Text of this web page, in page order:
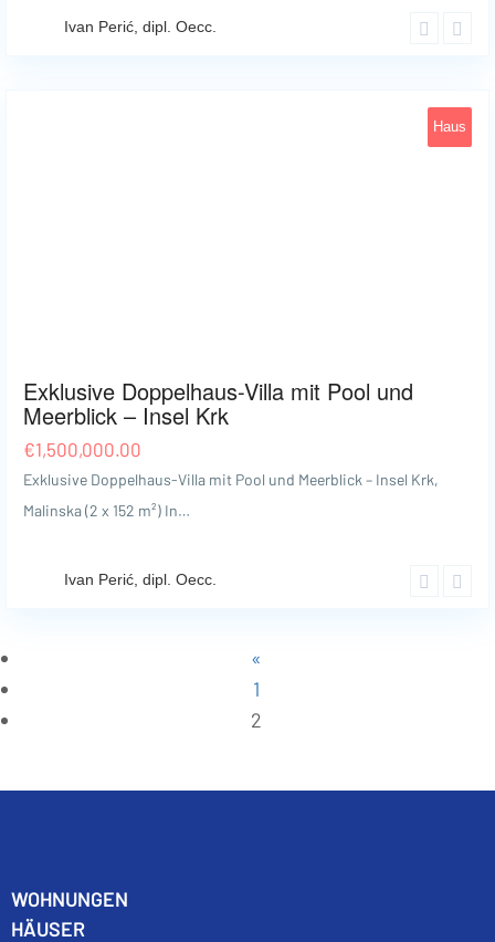
Ivan Perić, dipl. Oecc.
Haus
Exklusive Doppelhaus-Villa mit Pool und
Meerblick – Insel Krk
€1,500,000.00
Exklusive Doppelhaus-Villa mit Pool und Meerblick – Insel Krk,
Malinska (2 x 152 m²) In…
Ivan Perić, dipl. Oecc.
«
1
2
WOHNUNGEN
HÄUSER